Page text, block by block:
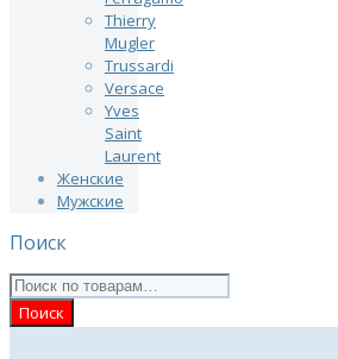
Thierry
Mugler
Trussardi
Versace
Yves
Saint
Laurent
Женские
Мужские
Поиск
Искать: